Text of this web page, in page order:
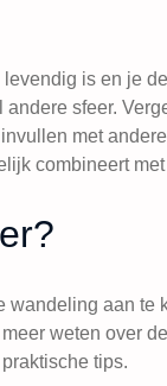
is en je
sfeer.
met
combineert
wandeling aan te
weten over
tips.